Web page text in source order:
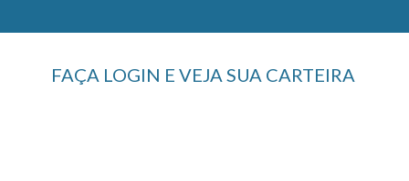
FAÇA LOGIN E VEJA SUA CARTEIRA